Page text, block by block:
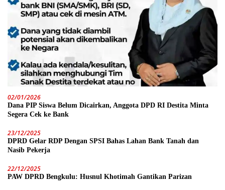
02/01/2026
Dana PIP Siswa Belum Dicairkan, Anggota DPD RI Destita Minta
Segera Cek ke Bank
23/12/2025
DPRD Gelar RDP Dengan SPSI Bahas Lahan Bank Tanah dan
Nasib Pekerja
22/12/2025
PAW DPRD Bengkulu: Husnul Khotimah Gantikan Parizan